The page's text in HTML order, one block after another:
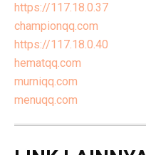
https://117.18.0.37
championqq.com
https://117.18.0.40
hematqq.com
murniqq.com
menuqq.com